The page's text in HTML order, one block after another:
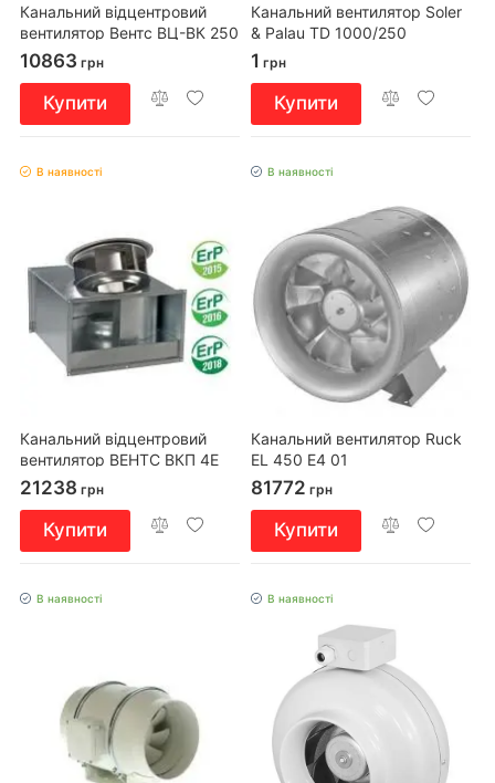
Канальний відцентровий
вентилятор Вентс ВЦ-ВК 250
Б
10863 грн
Купити
Канальний вентилятор Soler
& Palau TD 1000/250
1 грн
Купити
В наявності
Канальний відцентровий
вентилятор ВЕНТС ВКП 4Е
500х250
21238 грн
Купити
В наявності
Канальний вентилятор Ruck
EL 450 E4 01
81772 грн
Купити
В наявності В наявності